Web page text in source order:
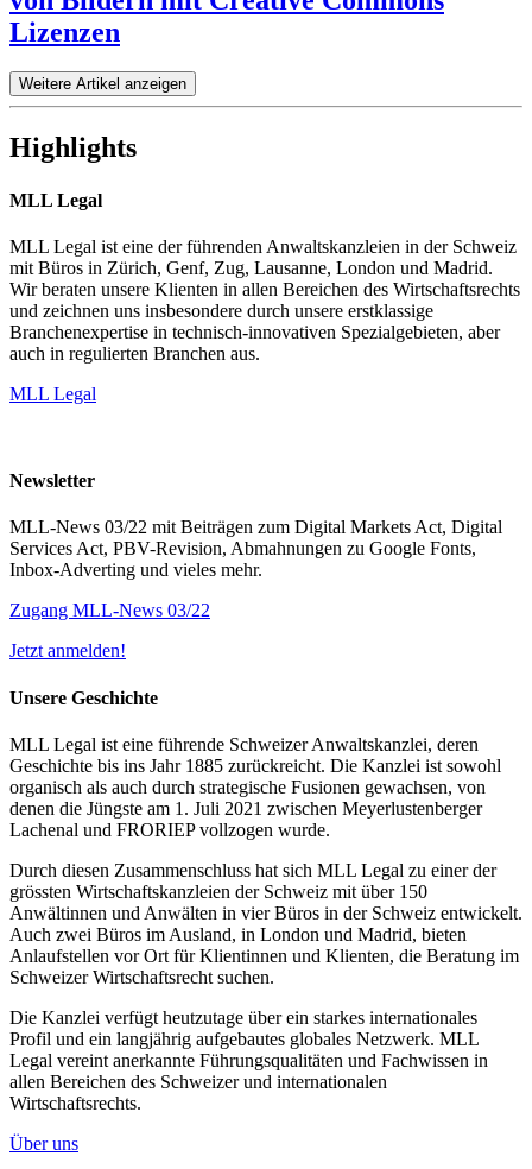
Lizenzen
Weitere Artikel anzeigen
Highlights
MLL Legal
MLL Legal ist eine der führenden Anwaltskanzleien in der Schweiz
mit Büros in Zürich, Genf, Zug, Lausanne, London und Madrid.
Wir beraten unsere Klienten in allen Bereichen des Wirtschaftsrechts
und zeichnen uns insbesondere durch unsere erstklassige
Branchenexpertise in technisch-innovativen Spezialgebieten, aber
auch in regulierten Branchen aus.
MLL Legal
Newsletter
MLL-News 03/22 mit Beiträgen zum Digital Markets Act, Digital
Services Act, PBV-Revision, Abmahnungen zu Google Fonts,
Inbox-Adverting und vieles mehr.
Zugang MLL-News 03/22
Jetzt anmelden!
Unsere Geschichte
MLL Legal ist eine führende Schweizer Anwaltskanzlei, deren
Geschichte bis ins Jahr 1885 zurückreicht. Die Kanzlei ist sowohl
organisch als auch durch strategische Fusionen gewachsen, von
denen die Jüngste am 1. Juli 2021 zwischen Meyerlustenberger
Lachenal und FRORIEP vollzogen wurde.
Durch diesen Zusammenschluss hat sich MLL Legal zu einer der
grössten Wirtschaftskanzleien der Schweiz mit über 150
Anwältinnen und Anwälten in vier Büros in der Schweiz entwickelt.
Auch zwei Büros im Ausland, in London und Madrid, bieten
Anlaufstellen vor Ort für Klientinnen und Klienten, die Beratung im
Schweizer Wirtschaftsrecht suchen.
Die Kanzlei verfügt heutzutage über ein starkes internationales
Profil und ein langjährig aufgebautes globales Netzwerk. MLL
Legal vereint anerkannte Führungsqualitäten und Fachwissen in
allen Bereichen des Schweizer und internationalen
Wirtschaftsrechts.
Über uns